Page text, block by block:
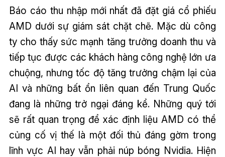
Báo cáo thu nhập mới nhất đã đặt giá cổ phiếu
AMD dưới sự giám sát chặt chẽ. Mặc dù công
ty cho thấy sức mạnh tăng trưởng doanh thu và
tiếp tục được các khách hàng công nghệ lớn ưa
chuộng, nhưng tốc độ tăng trưởng chậm lại của
AI và những bất ổn liên quan đến Trung Quốc
đang là những trở ngại đáng kể. Những quý tới
sẽ rất quan trọng để xác định liệu AMD có thể
củng cố vị thế là một đối thủ đáng gờm trong
lĩnh vực AI hay vẫn phải núp bóng Nvidia. Hiện